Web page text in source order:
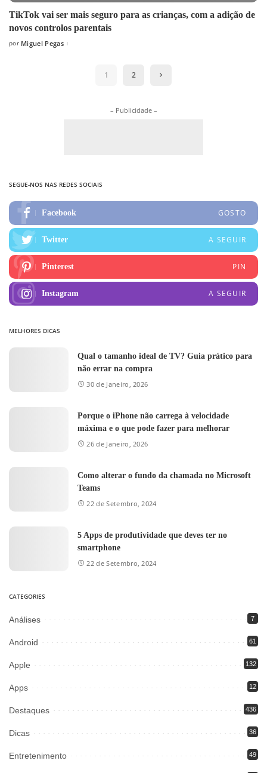
TikTok vai ser mais seguro para as crianças, com a adição de
novos controlos parentais
Posted
por Miguel Pegas
1 2
– Publicidade –
SEGUE-NOS NAS REDES SOCIAIS
Facebook GOSTO
Twitter A SEGUIR
Pinterest PIN
Instagram A SEGUIR
MELHORES DICAS
Qual o tamanho ideal de TV? Guia prático para
não errar na compra
30 de Janeiro, 2026
Porque o iPhone não carrega à velocidade
máxima e o que pode fazer para melhorar
26 de Janeiro, 2026
Como alterar o fundo da chamada no Microsoft
Teams
22 de Setembro, 2024
5 Apps de produtividade que deves ter no
smartphone
22 de Setembro, 2024
CATEGORIES
Análises 7
Android 61
Apple 132
Apps 12
Destaques 436
Dicas 36
Entretenimento 49